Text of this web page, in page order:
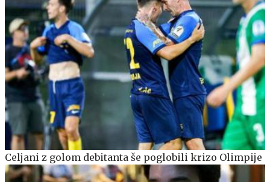
Celjani z golom debitanta še poglobili krizo Olimpije